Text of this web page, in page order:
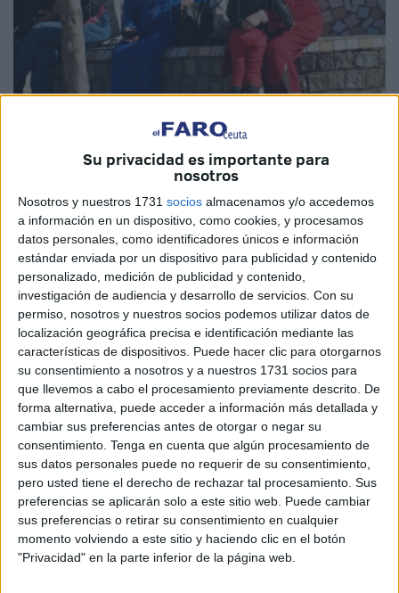
Su privacidad es importante para
nosotros
Nosotros y nuestros 1731 socios almacenamos y/o accedemos
a información en un dispositivo, como cookies, y procesamos
datos personales, como identificadores únicos e información
estándar enviada por un dispositivo para publicidad y contenido
personalizado, medición de publicidad y contenido,
investigación de audiencia y desarrollo de servicios. Con su
permiso, nosotros y nuestros socios podemos utilizar datos de
localización geográfica precisa e identificación mediante las
características de dispositivos. Puede hacer clic para otorgarnos
su consentimiento a nosotros y a nuestros 1731 socios para
que llevemos a cabo el procesamiento previamente descrito. De
forma alternativa, puede acceder a información más detallada y
cambiar sus preferencias antes de otorgar o negar su
consentimiento. Tenga en cuenta que algún procesamiento de
sus datos personales puede no requerir de su consentimiento,
pero usted tiene el derecho de rechazar tal procesamiento. Sus
preferencias se aplicarán solo a este sitio web. Puede cambiar
sus preferencias o retirar su consentimiento en cualquier
momento volviendo a este sitio y haciendo clic en el botón
"Privacidad" en la parte inferior de la página web.
Imagen de archivo
La revista académica británica ‘Third World Quarterly’
acaba de publicar un trabajo de dos investigadoras
españolas, Rosa María Soriano-Miras y Cristina Fuentes
Lara, y una mexicana, Marlene Solís, que condensa los
resultados de dos estudios sobre “género, trabajo y
movilidad” en lasfronterasde Ceuta yMelillacon
Marruecos.
Su objetivo era “comprender los impactos de los procesos
de globalización, como la deslocalización industrial y las
dinámicas fronterizas”, en la vida cotidiana de lasmujeres
marroquíes del entorno.
De acuerdo con las conclusiones que han extraído las
expertas de la UGR, la Universidad Rey Juan Carlos I y el